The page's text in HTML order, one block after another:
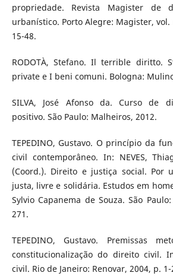
propriedade. Revista Magister de
urbanístico. Porto Alegre: Magister,
15-48.
RODOTÀ, Stefano. Il terrible diritto.
private e I beni comuni. Bologna:
SILVA, José Afonso da. Curso de
positivo. São Paulo: Malheiros, 2012.
TEPEDINO, Gustavo. O princípio da
civil contemporâneo. In: NEVES,
(Coord.). Direito e justiça social. Por
justa, livre e solidária. Estudos em
Sylvio Capanema de Souza. São
271.
TEPEDINO, Gustavo. Premissas
constitucionalização do direito civil.
civil. Rio de Janeiro: Renovar, 2004, p. 1-